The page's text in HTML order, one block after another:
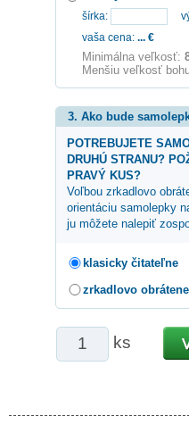
šírka:
vaša cena: ... €
Minimálna veľkosť:
Menšiu veľkosť
3. Ako bude
POTREBUJETE
DRUHÚ STRANU?
PRAVÝ KUS?
Voľbou zrkadlovo
orientáciu samolepky
ju môžete nalepiť
klasicky čitateľne
zrkadlovo obrátene
ks